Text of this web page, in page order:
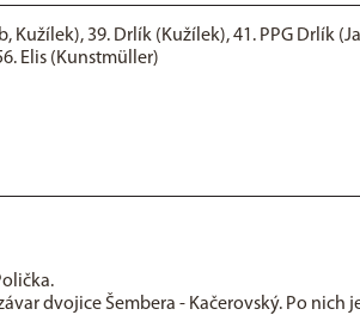
Kužílek), 39. Drlík (Kužílek), 41. PPG Drlík
Elis (Kunstmüller)
dvojice Šembera - Kačerovský. Po nich